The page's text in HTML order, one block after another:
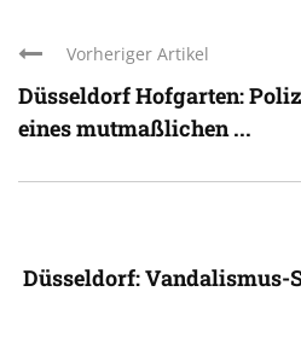
Vorheriger Artikel
Düsseldorf Hofgarten:
eines mutmaßlichen ...
Düsseldorf: Vandalismus-